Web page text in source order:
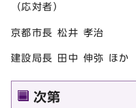
（応対者）
京都市長 松井 孝治
建設局長 田中 伸弥 ほか
次第